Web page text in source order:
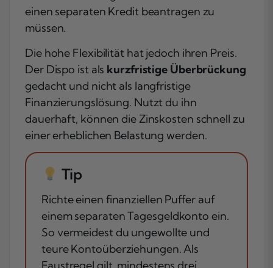
einen separaten Kredit beantragen zu
müssen.
Die hohe Flexibilität hat jedoch ihren Preis.
Der Dispo ist als kurzfristige Überbrückung
gedacht und nicht als langfristige
Finanzierungslösung. Nutzt du ihn
dauerhaft, können die Zinskosten schnell zu
einer erheblichen Belastung werden.
Tip
Richte einen finanziellen Puffer auf
einem separaten Tagesgeldkonto ein.
So vermeidest du ungewollte und
teure Kontoüberziehungen. Als